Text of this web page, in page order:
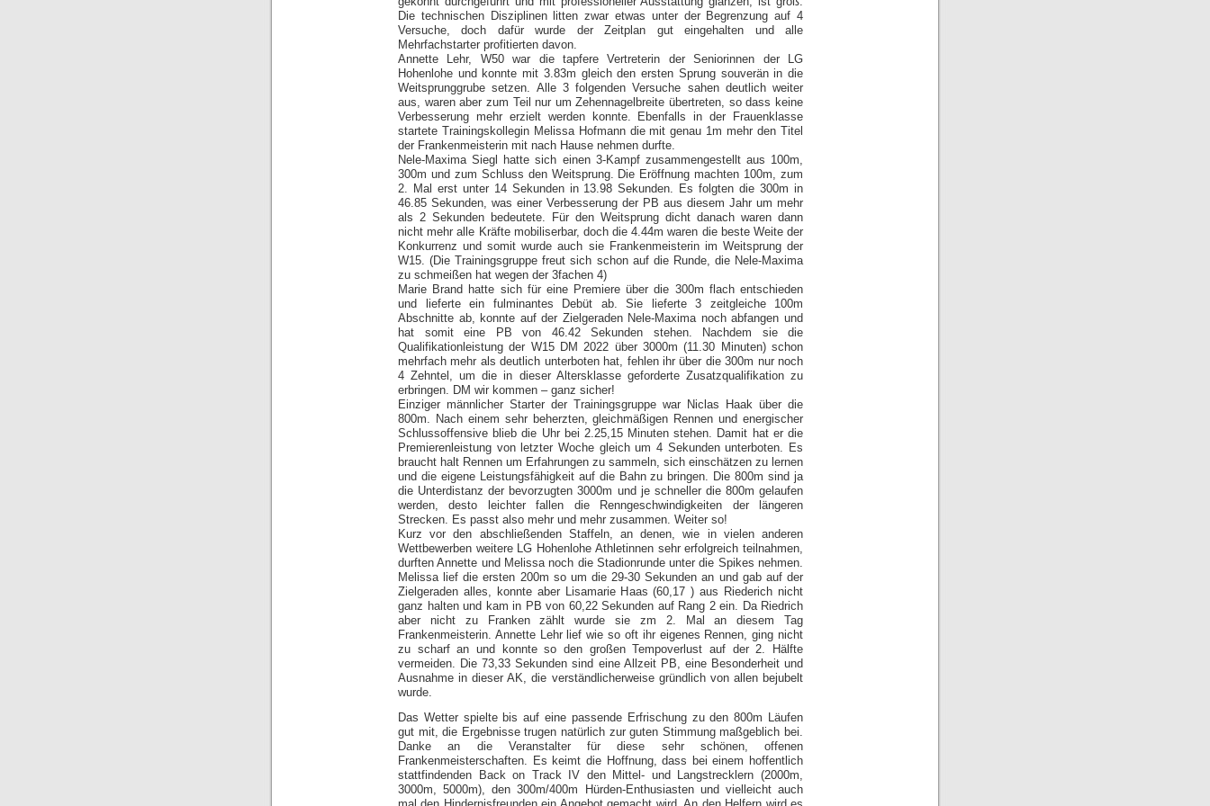
Die technischen Disziplinen litten zwar etwas unter der Begrenzung auf 4
Versuche, doch dafür wurde der Zeitplan gut eingehalten und alle
Mehrfachstarter profitierten davon.
Annette Lehr, W50 war die tapfere Vertreterin der Seniorinnen der LG
Hohenlohe und konnte mit 3.83m gleich den ersten Sprung souverän in die
Weitsprunggrube setzen. Alle 3 folgenden Versuche sahen deutlich weiter
aus, waren aber zum Teil nur um Zehennagelbreite übertreten, so dass keine
Verbesserung mehr erzielt werden konnte. Ebenfalls in der Frauenklasse
startete Trainingskollegin Melissa Hofmann die mit genau 1m mehr den Titel
der Frankenmeisterin mit nach Hause nehmen durfte.
Nele-Maxima Siegl hatte sich einen 3-Kampf zusammengestellt aus 100m,
300m und zum Schluss den Weitsprung. Die Eröffnung machten 100m, zum
2. Mal erst unter 14 Sekunden in 13.98 Sekunden. Es folgten die 300m in
46.85 Sekunden, was einer Verbesserung der PB aus diesem Jahr um mehr
als 2 Sekunden bedeutete. Für den Weitsprung dicht danach waren dann
nicht mehr alle Kräfte mobiliserbar, doch die 4.44m waren die beste Weite der
Konkurrenz und somit wurde auch sie Frankenmeisterin im Weitsprung der
W15. (Die Trainingsgruppe freut sich schon auf die Runde, die Nele-Maxima
zu schmeißen hat wegen der 3fachen 4)
Marie Brand hatte sich für eine Premiere über die 300m flach entschieden
und lieferte ein fulminantes Debüt ab. Sie lieferte 3 zeitgleiche 100m
Abschnitte ab, konnte auf der Zielgeraden Nele-Maxima noch abfangen und
hat somit eine PB von 46.42 Sekunden stehen. Nachdem sie die
Qualifikationleistung der W15 DM 2022 über 3000m (11.30 Minuten) schon
mehrfach mehr als deutlich unterboten hat, fehlen ihr über die 300m nur noch
4 Zehntel, um die in dieser Altersklasse geforderte Zusatzqualifikation zu
erbringen. DM wir kommen – ganz sicher!
Einziger männlicher Starter der Trainingsgruppe war Niclas Haak über die
800m. Nach einem sehr beherzten, gleichmäßigen Rennen und energischer
Schlussoffensive blieb die Uhr bei 2.25,15 Minuten stehen. Damit hat er die
Premierenleistung von letzter Woche gleich um 4 Sekunden unterboten. Es
braucht halt Rennen um Erfahrungen zu sammeln, sich einschätzen zu lernen
und die eigene Leistungsfähigkeit auf die Bahn zu bringen. Die 800m sind ja
die Unterdistanz der bevorzugten 3000m und je schneller die 800m gelaufen
werden, desto leichter fallen die Renngeschwindigkeiten der längeren
Strecken. Es passt also mehr und mehr zusammen. Weiter so!
Kurz vor den abschließenden Staffeln, an denen, wie in vielen anderen
Wettbewerben weitere LG Hohenlohe Athletinnen sehr erfolgreich teilnahmen,
durften Annette und Melissa noch die Stadionrunde unter die Spikes nehmen.
Melissa lief die ersten 200m so um die 29-30 Sekunden an und gab auf der
Zielgeraden alles, konnte aber Lisamarie Haas (60,17 ) aus Riederich nicht
ganz halten und kam in PB von 60,22 Sekunden auf Rang 2 ein. Da Riedrich
aber nicht zu Franken zählt wurde sie zm 2. Mal an diesem Tag
Frankenmeisterin. Annette Lehr lief wie so oft ihr eigenes Rennen, ging nicht
zu scharf an und konnte so den großen Tempoverlust auf der 2. Hälfte
vermeiden. Die 73,33 Sekunden sind eine Allzeit PB, eine Besonderheit und
Ausnahme in dieser AK, die verständlicherweise gründlich von allen bejubelt
wurde.
Das Wetter spielte bis auf eine passende Erfrischung zu den 800m Läufen
gut mit, die Ergebnisse trugen natürlich zur guten Stimmung maßgeblich bei.
Danke an die Veranstalter für diese sehr schönen, offenen
Frankenmeisterschaften. Es keimt die Hoffnung, dass bei einem hoffentlich
stattfindenden Back on Track IV den Mittel- und Langstrecklern (2000m,
3000m, 5000m), den 300m/400m Hürden-Enthusiasten und vielleicht auch